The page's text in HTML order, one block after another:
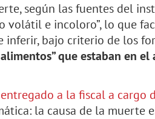
según las fuentes del
volátil e incoloro”, lo que
bajo criterio de los
que estaban en
a la fiscal a cargo
la causa de la muerte